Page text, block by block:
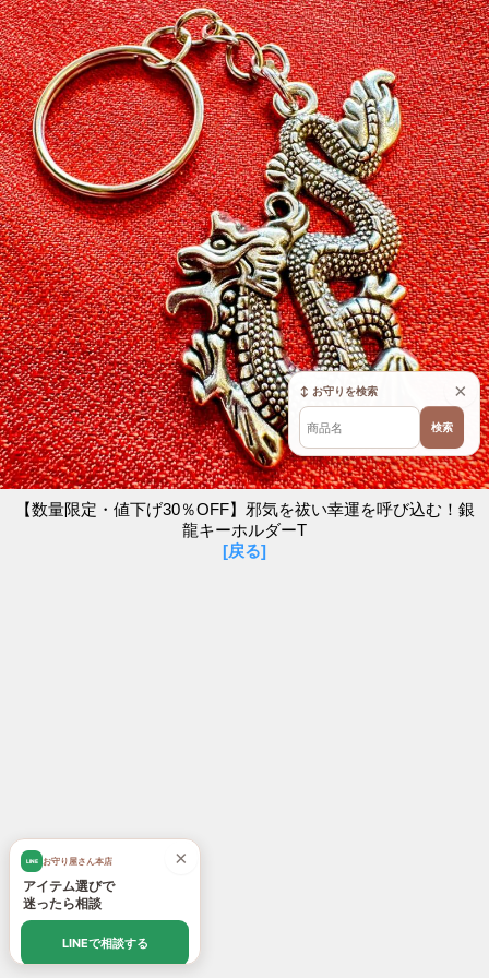
【数量限定・値下げ30％OFF】邪気を祓い幸運を呼び込む！銀
龍キーホルダーT
[戻る]
×
LINE お守り屋さん本店
アイテム選びで
迷ったら相談
LINEで相談する
×
↕ お守りを検索
検索